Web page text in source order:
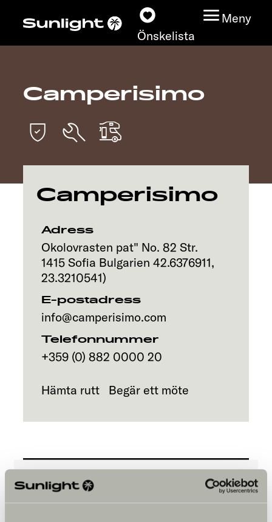
Önskelista
Meny
Modeller
Konfigurator
Find din Sunlight
Hitta återförsäljare
Upptäck
Service
Camperisimo
Camperisimo
Adress
Okolovrasten pat" No. 82 Str.
1415 Sofia Bulgarien 42.6376911,
23.3210541)
E-postadress
info@camperisimo.com
Telefonnummer
+359 (0) 882 0000 20
Hämta rutt Begär ett möte
Vänligen acceptera